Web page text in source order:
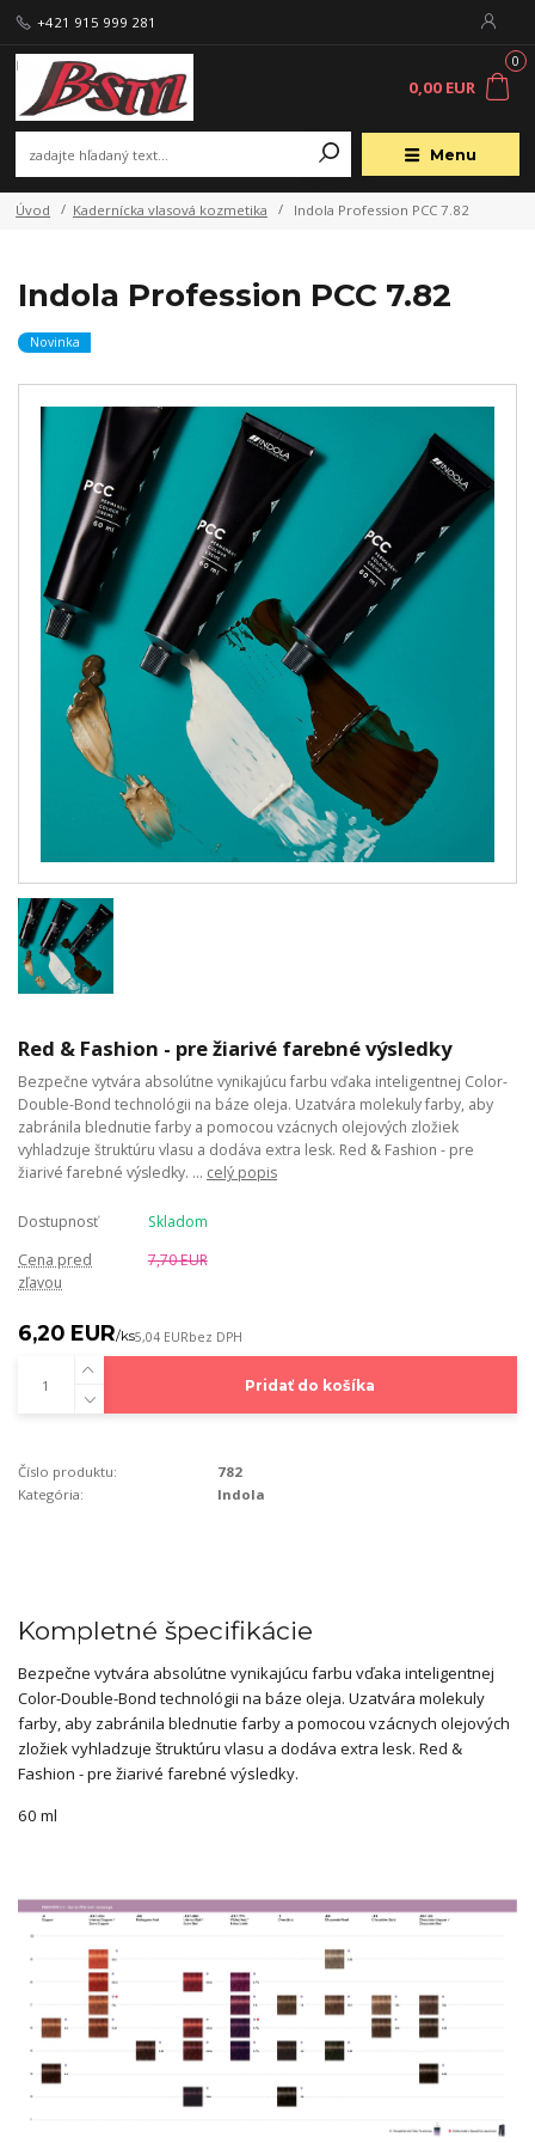
Menu
+421 915 999 281
0
0,00 EUR
Úvod Kadernícka vlasová kozmetika Indola Profession PCC 7.82
Indola Profession PCC 7.82
Novinka
Red & Fashion - pre žiarivé farebné výsledky
Bezpečne vytvára absolútne vynikajúcu farbu vďaka inteligentnej Color-
Double-Bond technológii na báze oleja. Uzatvára molekuly farby, aby
zabránila blednutie farby a pomocou vzácnych olejových zložiek
vyhladzuje štruktúru vlasu a dodáva extra lesk. Red & Fashion - pre
žiarivé farebné výsledky. ... celý popis
Dostupnosť
Skladom
Cena pred
zľavou
7,70 EUR
6,20 EUR/ks5,04 EURbez DPH
Pridať do košíka
Číslo produktu:
782
Kategória:
Indola
Kompletné špecifikácie
Bezpečne vytvára absolútne vynikajúcu farbu vďaka inteligentnej
Color-Double-Bond technológii na báze oleja. Uzatvára molekuly
farby, aby zabránila blednutie farby a pomocou vzácnych olejových
zložiek vyhladzuje štruktúru vlasu a dodáva extra lesk. Red &
Fashion - pre žiarivé farebné výsledky.
60 ml